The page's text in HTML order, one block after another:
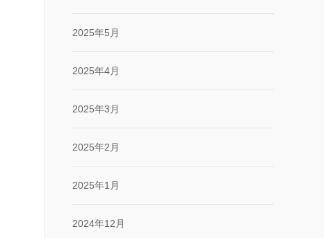
2025年5月
2025年4月
2025年3月
2025年2月
2025年1月
2024年12月